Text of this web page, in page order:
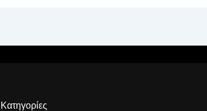
Κατηγορίες